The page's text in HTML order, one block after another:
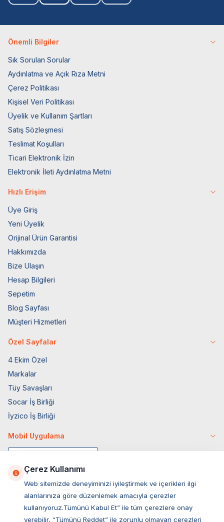
Önemli Bilgiler
Sık Sorulan Sorular
Aydınlatma ve Açık Rıza Metni
Çerez Politikası
Kişisel Veri Politikası
Üyelik ve Kullanım Şartları
Satış Sözleşmesi
Teslimat Koşulları
Ticari Elektronik İzin
Elektronik İleti Aydınlatma Metni
Hızlı Erişim
Üye Giriş
Yeni Üyelik
Orijinal Ürün Garantisi
Hakkımızda
Bize Ulaşın
Hesap Bilgileri
Sepetim
Blog Sayfası
Müşteri Hizmetleri
Özel Sayfalar
4 Ekim Özel
Markalar
Tüy Savaşları
Socar İş Birliği
İyzico İş Birliği
Mobil Uygulama
Çerez Kullanımı
Web sitemizde deneyiminizi iyileştirmek ve içerikleri ilgi
alanlarınıza göre düzenlemek amacıyla çerezler
kullanıyoruz.Tümünü Kabul Et” ile tüm çerezlere onay
verebilir, “Tümünü Reddet” ile zorunlu olmayan çerezleri